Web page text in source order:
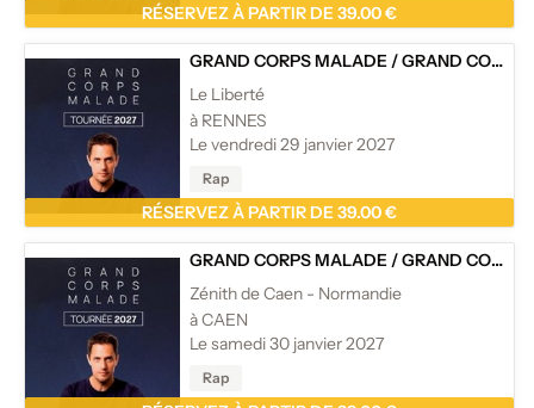
RÉSERVEZ À PARTIR DE 39.00 €
GRAND CORPS MALADE /GRAND CORPS MALADE - TOURNÉE
Le Liberté
à RENNES
Le vendredi 29 janvier 2027
Rap
RÉSERVEZ À PARTIR DE 39.00 €
GRAND CORPS MALADE /GRAND CORPS MALADE - TOURNÉE
Zénith de Caen - Normandie
à CAEN
Le samedi 30 janvier 2027
Rap